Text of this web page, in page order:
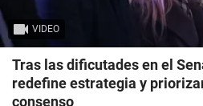
VIDEO
Tras las dificutades en el
redefine estrategia y
consenso